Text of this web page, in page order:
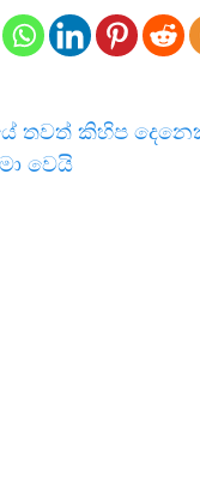
තවත් කිහිප
වෙයි